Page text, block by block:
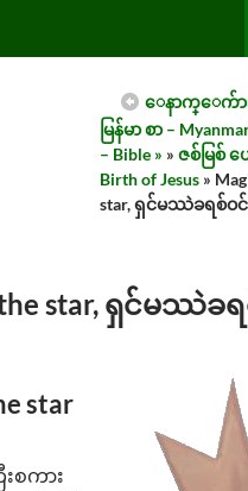
ေနာက္ေက်ာ
မြန်မာ စာ –
– Bible » » ဇစ်မြစ်
Birth of Jesus »
star, ရှင်မဿဲခရစ်ဝင်
star, ရှင်မဿဲခ
star
စကား